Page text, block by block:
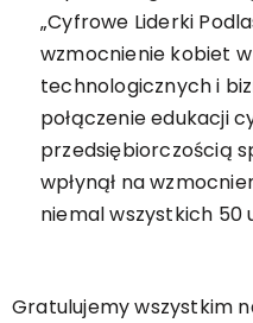
„Cyfrowe Liderki
wzmocnienie kobiet
technologicznych i
połączenie edukacji
przedsiębiorczością
wpłynął na
niemal wszystkich 50
Gratulujemy wszystkim